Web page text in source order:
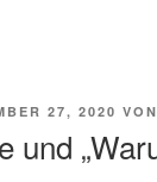
27, 2020 VON
und